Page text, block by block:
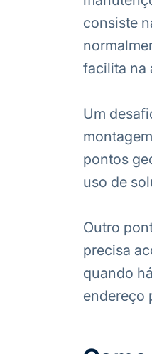
consiste
facilita na
Um
pontos
uso de
Outro
precisa
quando
endereço